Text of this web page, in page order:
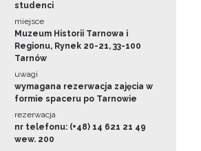
studenci
miejsce
Muzeum Historii Tarnowa i
Regionu, Rynek 20-21, 33-100
Tarnów
uwagi
wymagana rezerwacja zajęcia w
formie spaceru po Tarnowie
rezerwacja
nr telefonu: (+48) 14 621 21 49
wew. 200